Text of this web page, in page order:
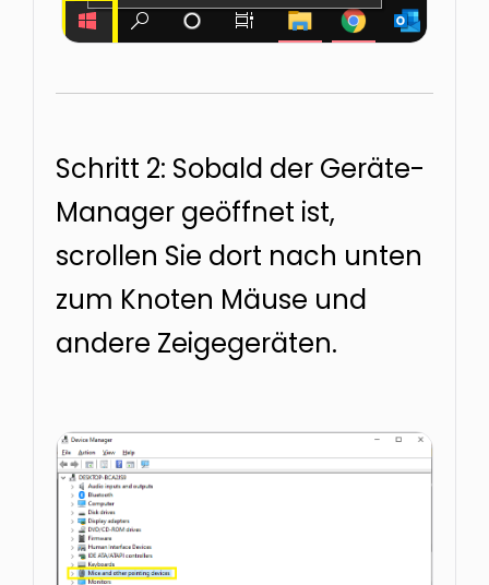
Schritt 2: Sobald der Geräte-
Manager geöffnet ist,
scrollen Sie dort nach unten
zum Knoten Mäuse und
andere Zeigegeräten.